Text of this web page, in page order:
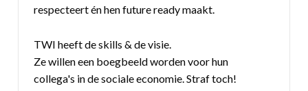
respecteert én hen future ready maakt.
TWI heeft de skills & de visie.
Ze willen een boegbeeld worden voor hun
collega's in de sociale economie. Straf toch!